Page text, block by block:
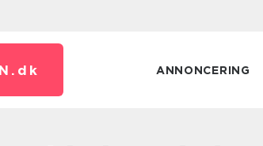
dk ANNONCERING